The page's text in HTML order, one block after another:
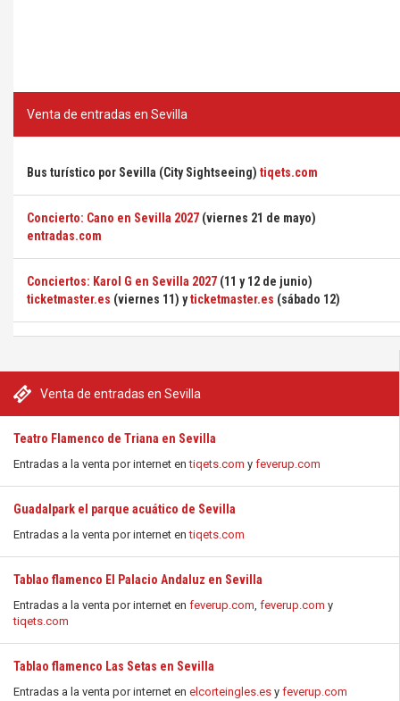
Venta de entradas en Sevilla
Teatro Flamenco de Triana en Sevilla
Entradas a la venta por internet entiqets.com y feverup.com
Guadalpark el parque acuático de Sevilla
Entradas a la venta por internet entiqets.com
Tablao flamenco El Palacio Andaluz en Sevilla
Entradas a la venta por internet en feverup.com, feverup.com y
tiqets.com
Tablao flamenco Las Setas en Sevilla
Entradas a la venta por internet en elcorteingles.es y feverup.com
Venta de entradas en Sevilla
Bus turístico por Sevilla (City Sightseeing) tiqets.com
Concierto: Cano en Sevilla 2027 (viernes 21 de mayo)
entradas.com
Conciertos: Karol G en Sevilla 2027 (11 y 12 de junio)
ticketmaster.es (viernes 11) yticketmaster.es (sábado 12)